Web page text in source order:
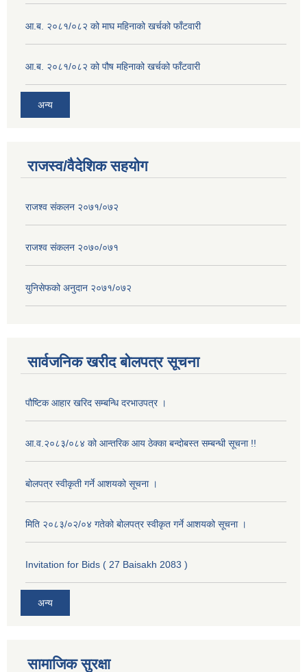
आ.ब. २०८१/०८२ को माघ महिनाको खर्चको फाँटवारी
आ.ब. २०८१/०८२ को पौष महिनाको खर्चको फाँटवारी
अन्य
राजस्व/वैदेशिक सहयोग
राजश्व संकलन २०७१/०७२
राजश्व संकलन २०७०/०७१
युनिसेफको अनुदान २०७१/०७२
सार्वजनिक खरीद बोलपत्र सूचना
पौष्टिक आहार खरिद सम्बन्धि दरभाउपत्र ।
आ.व.२०८३/०८४ को आन्तरिक आय ठेक्का बन्दोबस्त सम्बन्धी सूचना !!
बोलपत्र स्वीकृती गर्ने आशयको सूचना ।
मिति २०८३/०२/०४ गतेको बोलपत्र स्वीकृत गर्ने आशयको सूचना ।
Invitation for Bids ( 27 Baisakh 2083 )
अन्य
सामाजिक सुरक्षा